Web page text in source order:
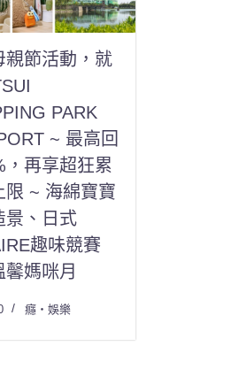
親節活動，就
PARK
~ 最高回
，再享超狂累
限 ~ 海綿寶寶
景、日式
趣味競賽
馨媽咪月
癮・娛樂